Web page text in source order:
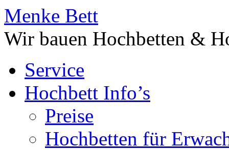
Menke Bett
Wir bauen Hochbetten &
Service
Hochbett Info’s
Preise
Hochbetten für